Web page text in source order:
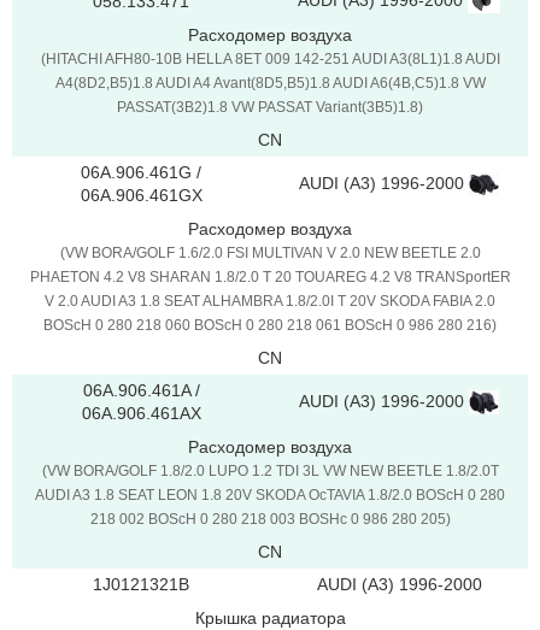
Расходомер воздуха
(HITACHI AFH80-10B HELLA 8ET 009 142-251 AUDI A3(8L1)1.8 AUDI
A4(8D2,B5)1.8 AUDI A4 Avant(8D5,B5)1.8 AUDI A6(4B,C5)1.8 VW
PASSAT(3B2)1.8 VW PASSAT Variant(3B5)1.8)
CN
06A.906.461G /
06A.906.461GX
AUDI (A3) 1996-2000
Расходомер воздуха
(VW BORA/GOLF 1.6/2.0 FSI MULTIVAN V 2.0 NEW BEETLE 2.0
PHAETON 4.2 V8 SHARAN 1.8/2.0 T 20 TOUAREG 4.2 V8 TRANSportER
V 2.0 AUDI A3 1.8 SEAT ALHAMBRA 1.8/2.0I T 20V SKODA FABIA 2.0
BOScH 0 280 218 060 BOScH 0 280 218 061 BOScH 0 986 280 216)
CN
06A.906.461A /
06A.906.461AX
AUDI (A3) 1996-2000
Расходомер воздуха
(VW BORA/GOLF 1.8/2.0 LUPO 1.2 TDI 3L VW NEW BEETLE 1.8/2.0T
AUDI A3 1.8 SEAT LEON 1.8 20V SKODA OcTAVIA 1.8/2.0 BOScH 0 280
218 002 BOScH 0 280 218 003 BOSHc 0 986 280 205)
CN
1J0121321B
AUDI (A3) 1996-2000
Крышка радиатора